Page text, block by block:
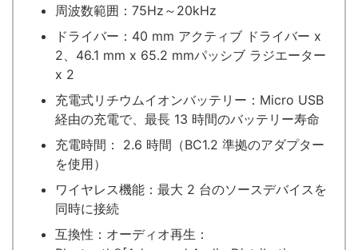
周波数範囲：75Hz～20kHz
ドライバー：40 mm アクティブ ドライバー x
2、46.1 mm x 65.2 mmパッシブ ラジエーター
x 2
充電式リチウムイオンバッテリー：Micro USB
経由の充電で、最長 13 時間のバッテリー寿命
充電時間： 2.6 時間（BC1.2 準拠のアダプター
を使用）
ワイヤレス機能：最大 2 台のソースデバイスを
同時に接続
互換性：オーディオ再生：